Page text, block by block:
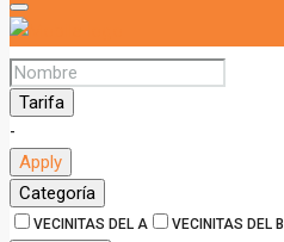
Tarifa
-
Apply
Categoría
VECINITAS DEL A VECINITAS DEL B